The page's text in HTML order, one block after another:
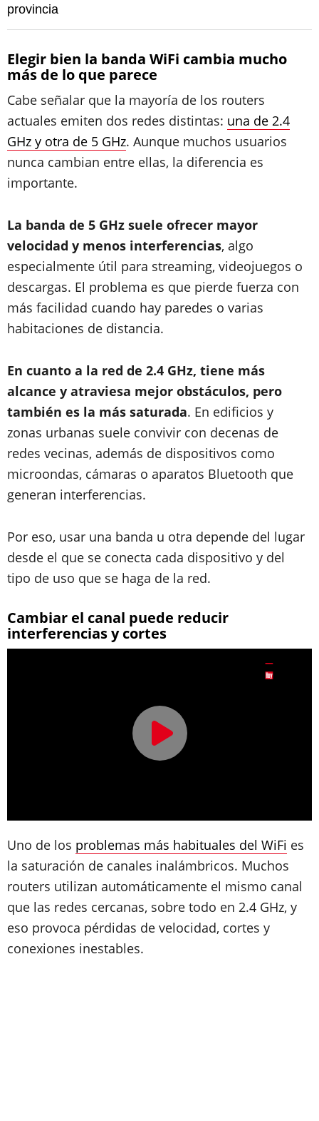
provincia
Elegir bien la banda WiFi cambia mucho
más de lo que parece
Cabe señalar que la mayoría de los routers
actuales emiten dos redes distintas: una de 2.4
GHz y otra de 5 GHz. Aunque muchos usuarios
nunca cambian entre ellas, la diferencia es
importante.
La banda de 5 GHz suele ofrecer mayor
velocidad y menos interferencias, algo
especialmente útil para streaming, videojuegos o
descargas. El problema es que pierde fuerza con
más facilidad cuando hay paredes o varias
habitaciones de distancia.
En cuanto a la red de 2.4 GHz, tiene más
alcance y atraviesa mejor obstáculos, pero
también es la más saturada. En edificios y
zonas urbanas suele convivir con decenas de
redes vecinas, además de dispositivos como
microondas, cámaras o aparatos Bluetooth que
generan interferencias.
Por eso, usar una banda u otra depende del lugar
desde el que se conecta cada dispositivo y del
tipo de uso que se haga de la red.
Cambiar el canal puede reducir
interferencias y cortes
Uno de los problemas más habituales del WiFi es
la saturación de canales inalámbricos. Muchos
routers utilizan automáticamente el mismo canal
que las redes cercanas, sobre todo en 2.4 GHz, y
eso provoca pérdidas de velocidad, cortes y
conexiones inestables.